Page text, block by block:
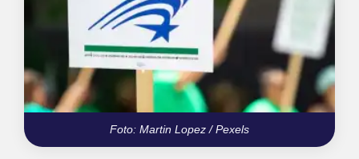
Foto: Martin Lopez / Pexels